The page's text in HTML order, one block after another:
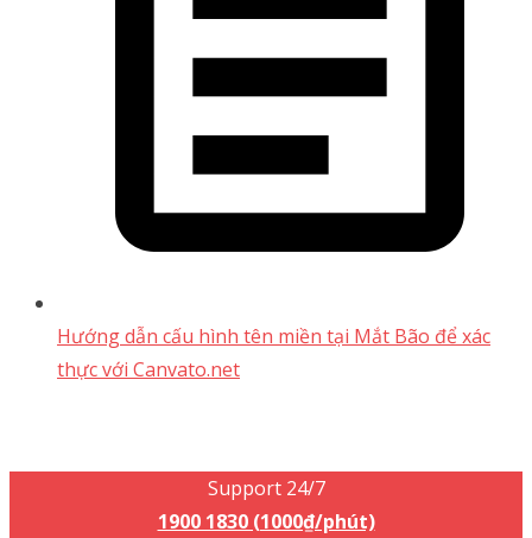
Hướng dẫn cấu hình tên miền tại Mắt Bão để xác
thực với Canvato.net
Support 24/7
1900 1830 (1000₫/phút)